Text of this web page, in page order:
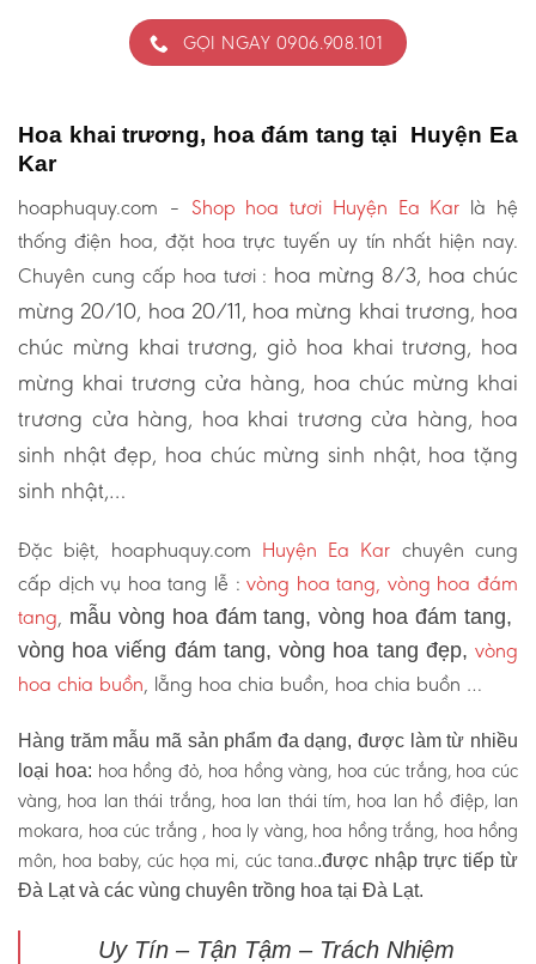
GỌI NGAY 0906.908.101
Hoa khai trương, hoa đám tang tại Huyện Ea
Kar
hoaphuquy.com – Shop hoa tươi Huyện Ea Kar là hệ
thống điện hoa, đặt hoa trực tuyến uy tín nhất hiện nay.
Chuyên cung cấp hoa tươi : hoa mừng 8/3, hoa chúc
mừng 20/10, hoa 20/11, hoa mừng khai trương, hoa
chúc mừng khai trương, giỏ hoa khai trương, hoa
mừng khai trương cửa hàng, hoa chúc mừng khai
trương cửa hàng, hoa khai trương cửa hàng, hoa
sinh nhật đẹp, hoa chúc mừng sinh nhật, hoa tặng
sinh nhật,…
Đặc biệt, hoaphuquy.com Huyện Ea Kar chuyên cung
cấp dịch vụ hoa tang lễ :vòng hoa tang, vòng hoa đám
tang, mẫu vòng hoa đám tang, vòng hoa đám tang,
vòng hoa viếng đám tang, vòng hoa tang đẹp, vòng
hoa chia buồn, lẵng hoa chia buồn, hoa chia buồn …
Hàng trăm mẫu mã sản phẩm đa dạng, được làm từ nhiều
loại hoa: hoa hồng đỏ, hoa hồng vàng, hoa cúc trắng, hoa cúc
vàng, hoa lan thái trắng, hoa lan thái tím, hoa lan hồ điệp, lan
mokara, hoa cúc trắng , hoa ly vàng, hoa hồng trắng, hoa hồng
môn, hoa baby, cúc họa mi, cúc tana..được nhập trực tiếp từ
Đà Lạt và các vùng chuyên trồng hoa tại Đà Lạt.
Uy Tín – Tận Tậm – Trách Nhiệm